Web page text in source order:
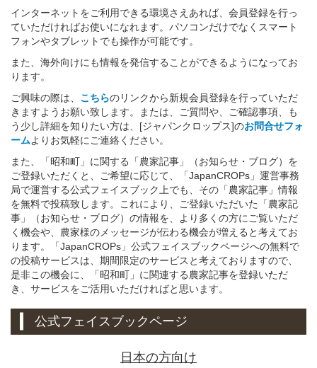
インターネットをご利用できる環境さえあれば、会員登録を行っ
ていただければお使いになれます。パソコンだけでなくスマート
フォンやタブレットでも操作が可能です。
また、海外向けにも情報を発信することができるようになってお
ります。
ご興味の際は、 こちらのリンクから新規会員登録を行っていただ
きますようお願い致します。または、ご質問や、ご確認事項、も
う少し詳細を知りたい方は、[ジャパンクロップス]のお問合せフォ
ームよりお気軽にご連絡ください。
また、「昭和町」に関する「農家記事」（お知らせ・ブログ）を
ご登録いただくと、ご希望に応じて、「JapanCROPs」運営事務
局で運営する公式フェイスブック上でも、その「農家記事」情報
を無料で投稿致します。これにより、ご登録いただいた「農家記
事」（お知らせ・ブログ）の情報を、より多くの方にご覧いただ
く機会や、農家様のメッセージが伝わる機会が増えると考えてお
ります。「JapanCROPs」公式フェイスブックページへの無料で
の投稿サービスは、期間限定のサービスと考えておりますので、
是非この機会に、「昭和町」に関連する農家記事を登録いただ
き、サービスをご活用いただければと思います。
公式フェイスブックページ
日本の方向け